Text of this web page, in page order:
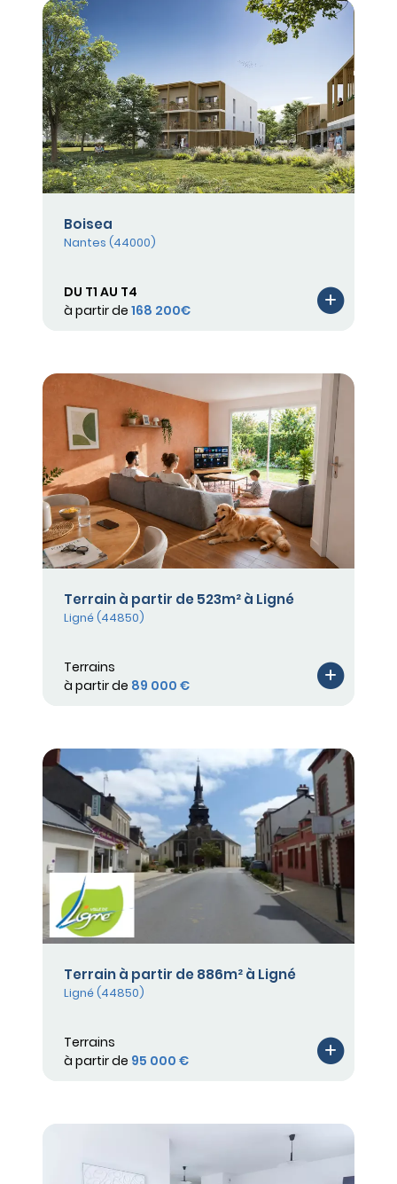
Boisea
Nantes (44000)
DU T1 AU T4
à partir de 168 200€
Terrain à partir de 523m² à Ligné
Ligné (44850)
Terrains
à partir de 89 000 €
Terrain à partir de 886m² à Ligné
Ligné (44850)
Terrains
à partir de 95 000 €